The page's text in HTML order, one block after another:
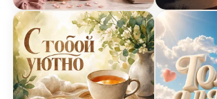
Открытка Я Люблю Тебя с